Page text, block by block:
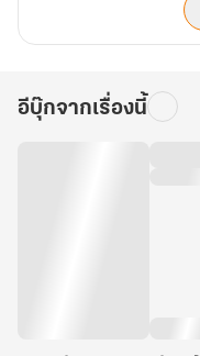
ลูกชายตัวน้อยให้กลับมาจ้ำ
ทว่า…เส้นทางเศรษฐีนีกลับ
อีบุ๊กจากเรื่องนี้